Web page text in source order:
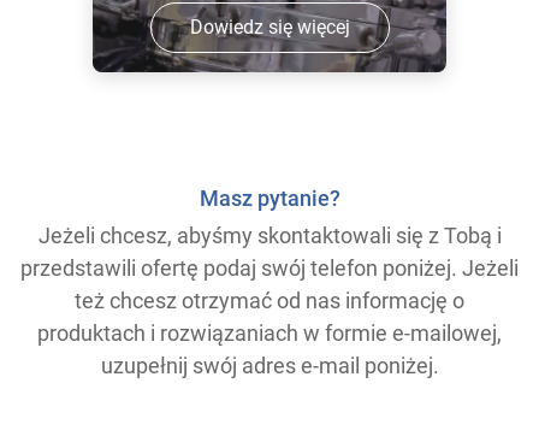
Dowiedz się więcej
Masz pytanie?
Jeżeli chcesz, abyśmy skontaktowali się z Tobą i
przedstawili ofertę podaj swój telefon poniżej. Jeżeli
też chcesz otrzymać od nas informację o
produktach i rozwiązaniach w formie e-mailowej,
uzupełnij swój adres e-mail poniżej.